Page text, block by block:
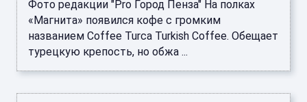
Фото редакции "Pro Город Пенза" На полках
«Магнита» появился кофе с громким
названием Coffee Turca Turkish Coffee. Обещает
турецкую крепость, но обжа ...